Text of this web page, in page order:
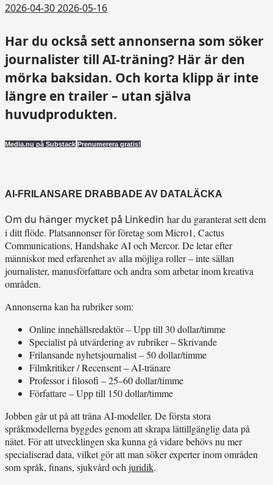
2026-04-302026-05-16
Har du också sett annonserna som söker
journalister till AI-träning? Här är den
mörka baksidan. Och korta klipp är inte
längre en trailer – utan själva
huvudprodukten.
Media.nu på Substack Prenumerera gratis!
AI-FRILANSARE DRABBADE AV DATALÄCKA
Om du hänger mycket på Linkedin har du garanterat sett dem
i ditt flöde. Platsannonser för företag som Micro1, Cactus
Communications, Handshake AI och Mercor. De letar efter
människor med erfarenhet av alla möjliga roller – inte sällan
journalister, manusförfattare och andra som arbetar inom kreativa
områden.
Annonserna kan ha rubriker som:
Online innehållsredaktör – Upp till 30 dollar/timme
Specialist på utvärdering av rubriker – Skrivande
Frilansande nyhetsjournalist – 50 dollar/timme
Filmkritiker / Recensent – AI-tränare
Professor i filosofi – 25–60 dollar/timme
Författare – Upp till 150 dollar/timme
Jobben går ut på att träna AI-modeller. De första stora
språkmodellerna byggdes genom att skrapa lättillgänglig data på
nätet. För att utvecklingen ska kunna gå vidare behövs nu mer
specialiserad data, vilket gör att man söker experter inom områden
som språk, finans, sjukvård och juridik.